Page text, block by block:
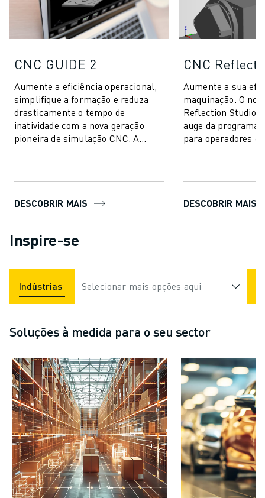
CNC GUIDE 2
Aumente a eficiência operacional,
simplifique a formação e reduza
drasticamente o tempo de
inatividade com a nova geração
pioneira de simulação CNC. A
DESCOBRIR MAIS
CNC
Aumente a sua
maquinação. O
Reflection Studio
auge da
para operadores e
DESCOBRIR MAIS
Inspire-se
Indústrias Selecionar mais opções aqui
Soluções à medida para o seu sector